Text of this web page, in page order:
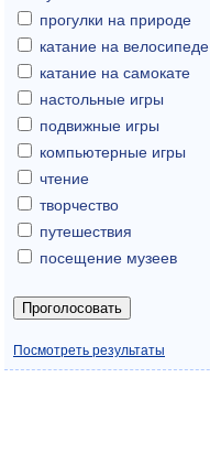
прогулки на природе
катание на велосипеде
катание на самокате
настольные игры
подвижные игры
компьютерные игры
чтение
творчество
путешествия
посещение музеев
Посмотреть результаты